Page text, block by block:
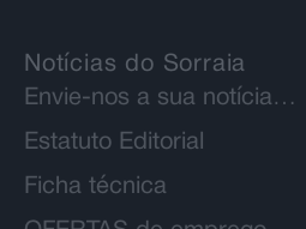
Notícias do Sorraia
Envie-nos a sua notícia…
Estatuto Editorial
Ficha técnica